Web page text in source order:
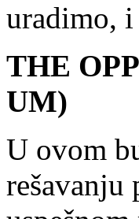
uradimo,
THE
UM)
U ovom
rešavanju